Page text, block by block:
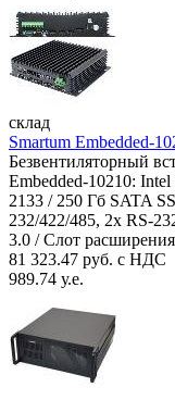
склад
Smartum Embedded-
Безвентиляторный
Embedded-10210:
2133 / 250 Гб SATA
232/422/485, 2x RS-
3.0 / Слот
81 323.47 руб. с НДС
989.74 у.е.